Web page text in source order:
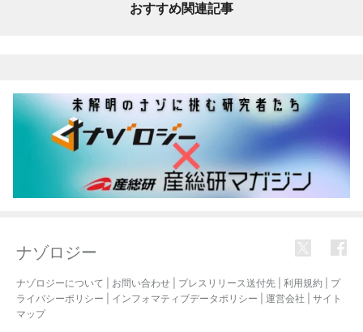
おすすめ関連記事
ナゾロジー
ナゾロジーについて お問い合わせ プレスリリース送付先 利用規約
プ
ライバシーポリシー
インフォマティブデータポリシー 運営会社
サイト
マップ